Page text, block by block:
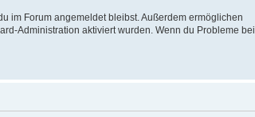
im Forum angemeldet bleibst. Außerdem ermöglichen
Administration aktiviert wurden. Wenn du Probleme bei